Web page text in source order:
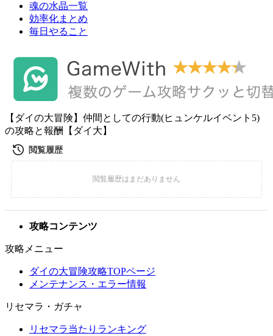
魂の水晶一覧
効率化まとめ
毎日やること
【ダイの大冒険】仲間としての行動(ヒュンケルイベント5)
の攻略と報酬【ダイ大】
攻略コンテンツ
攻略メニュー
ダイの大冒険攻略TOPページ
メンテナンス・エラー情報
リセマラ・ガチャ
リセマラ当たりランキング